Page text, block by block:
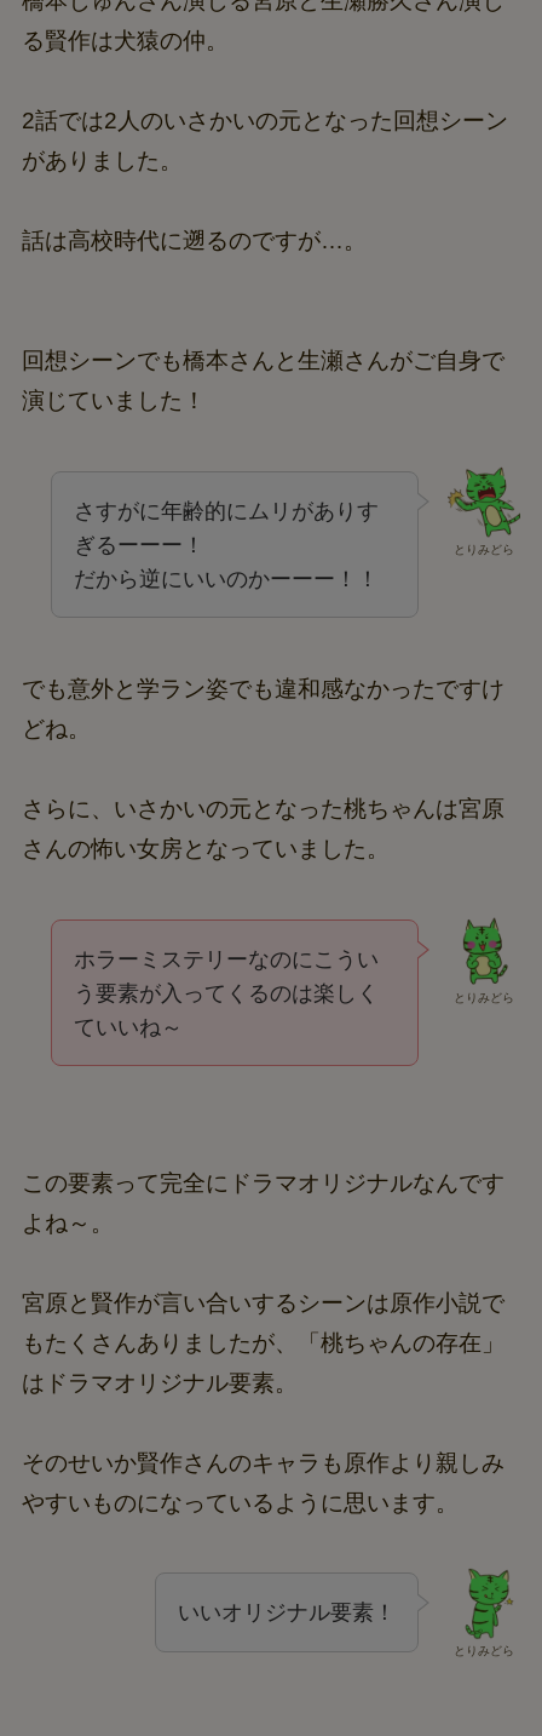
る賢作は犬猿の仲。
2話では2人のいさかいの元となった回想シーン
がありました。
話は高校時代に遡るのですが…。
回想シーンでも橋本さんと生瀬さんがご自身で
演じていました！
とりみどら
さすがに年齢的にムリがありす
ぎるーーー！
だから逆にいいのかーーー！！
でも意外と学ラン姿でも違和感なかったですけ
どね。
さらに、いさかいの元となった桃ちゃんは宮原
さんの怖い女房となっていました。
とりみどら
ホラーミステリーなのにこうい
う要素が入ってくるのは楽しく
ていいね～
この要素って完全にドラマオリジナルなんです
よね～。
宮原と賢作が言い合いするシーンは原作小説で
もたくさんありましたが、「桃ちゃんの存在」
はドラマオリジナル要素。
そのせいか賢作さんのキャラも原作より親しみ
やすいものになっているように思います。
とりみどら
いいオリジナル要素！